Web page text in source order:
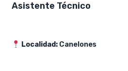
Asistente Técnico
Localidad:Canelones